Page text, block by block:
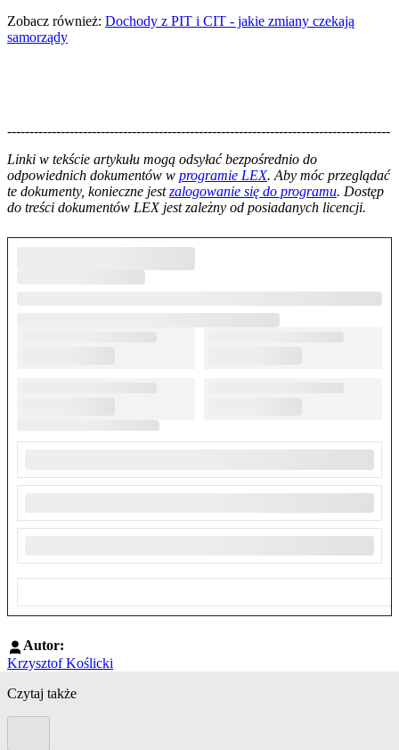
Zobacz również: Dochody z PIT i CIT - jakie zmiany czekają
samorządy
--------------------------------------------------------------------------------------
Linki w tekście artykułu mogą odsyłać bezpośrednio do
odpowiednich dokumentów w programie LEX. Aby móc przeglądać
te dokumenty, konieczne jestzalogowanie się do programu. Dostęp
do treści dokumentów LEX jest zależny od posiadanych licencji.
Autor:
Krzysztof Koślicki
Czytaj także